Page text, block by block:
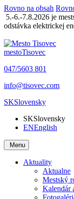
Rovno na obsah
5.-6.-7.8.2026 je
odstávka elektrickej
mestoTisovec
047/5603 801
info@tisovec.com
SKSlovensky
SKSlovensky
ENEnglish
Menu
Aktuality
Aktualne
Mestský
Kalendár